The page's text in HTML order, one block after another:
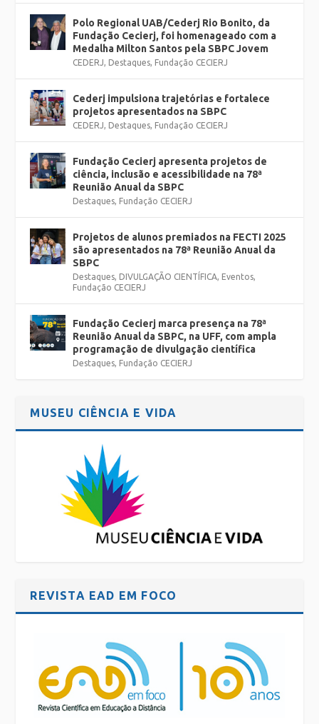
Polo Regional UAB/Cederj Rio Bonito, da
Fundação Cecierj, foi homenageado com a
Medalha Milton Santos pela SBPC Jovem
CEDERJ, Destaques, Fundação CECIERJ
Cederj impulsiona trajetórias e fortalece
projetos apresentados na SBPC
CEDERJ, Destaques, Fundação CECIERJ
Fundação Cecierj apresenta projetos de
ciência, inclusão e acessibilidade na 78ª
Reunião Anual da SBPC
Destaques, Fundação CECIERJ
Projetos de alunos premiados na FECTI 2025
são apresentados na 78ª Reunião Anual da
SBPC
Destaques, DIVULGAÇÃO CIENTÍFICA, Eventos,
Fundação CECIERJ
Fundação Cecierj marca presença na 78ª
Reunião Anual da SBPC, na UFF, com ampla
programação de divulgação científica
Destaques, Fundação CECIERJ
MUSEU CIÊNCIA E VIDA
REVISTA EAD EM FOCO